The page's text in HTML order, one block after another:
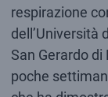
respirazione
dell’Università
San Gerardo
poche